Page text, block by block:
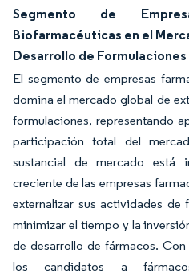
Segmento de
Biofarmacéuticas en el
Desarrollo de Formulaciones
El segmento de empresas
domina el mercado global de
formulaciones, representando
participación total del
sustancial de mercado está
creciente de las empresas
externalizar sus actividades de
minimizar el tiempo y la
de desarrollo de fármacos.
los candidatos a